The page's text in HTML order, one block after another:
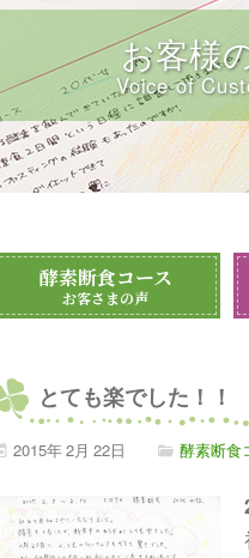
お客様
Voice of
酵素断食コース
お客さまの声
とても楽でした！！
2015年2月 22日 酵素断食